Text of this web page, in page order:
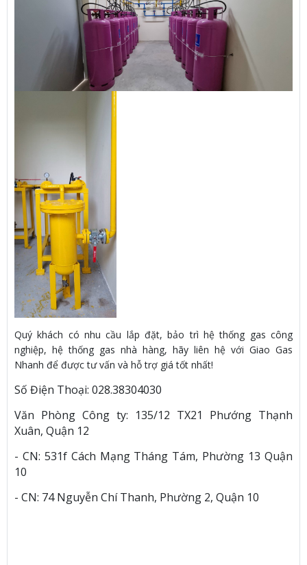
Quý khách có nhu cầu lắp đặt, bảo trì hệ thống gas công
nghiệp, hệ thống gas nhà hàng, hãy liên hệ với Giao Gas
Nhanh để được tư vấn và hỗ trợ giá tốt nhất!
Số Điện Thoại: 028.38304030
Văn Phòng Công ty: 135/12 TX21 Phướng Thạnh
Xuân, Quận 12
- CN: 531f Cách Mạng Tháng Tám, Phường 13 Quận
10
- CN: 74 Nguyễn Chí Thanh, Phường 2, Quận 10